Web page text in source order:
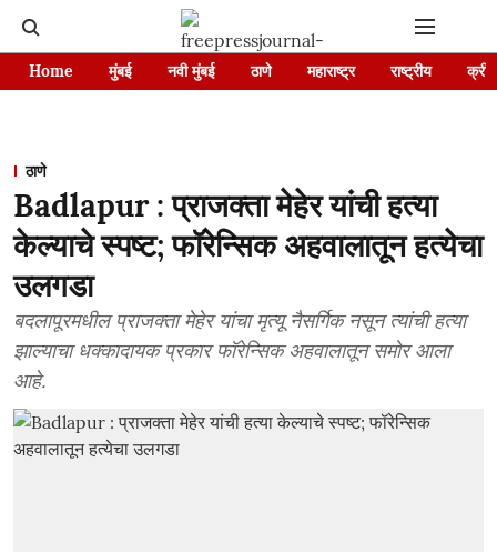
Home मुंबई नवी मुंबई ठाणे महाराष्ट्र राष्ट्रीय
ठाणे
Badlapur : प्राजक्ता मेहेर यांची हत्या
केल्याचे स्पष्ट; फॉरेन्सिक अहवालातून हत्येचा
उलगडा
बदलापूरमधील प्राजक्ता मेहेर यांचा मृत्यू नैसर्गिक नसून त्यांची हत्या
झाल्याचा धक्कादायक प्रकार फॉरेन्सिक अहवालातून समोर आला
आहे.